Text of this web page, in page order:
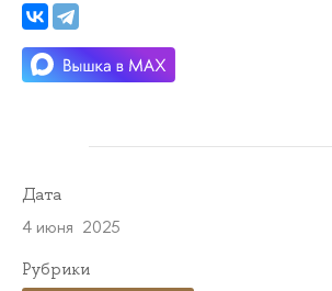
Дата
4 июня 2025
Рубрики